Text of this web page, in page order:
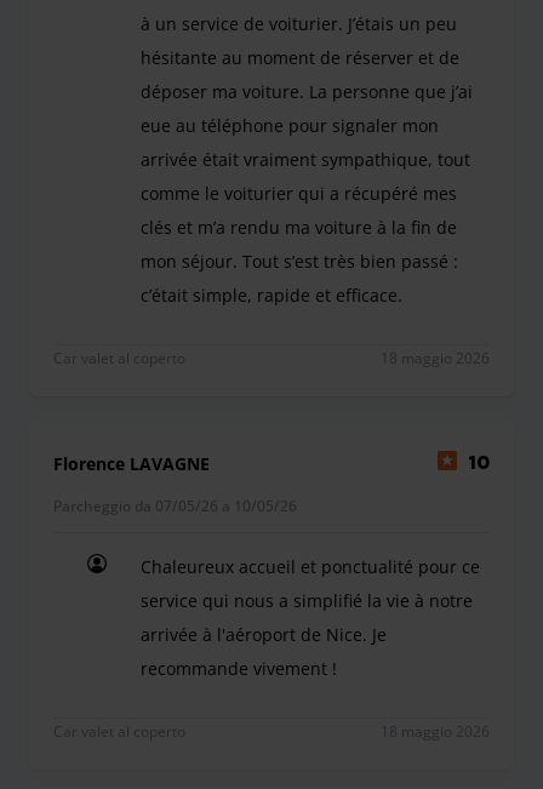
à un service de voiturier. J’étais un peu
hésitante au moment de réserver et de
déposer ma voiture. La personne que j’ai
eue au téléphone pour signaler mon
arrivée était vraiment sympathique, tout
comme le voiturier qui a récupéré mes
clés et m’a rendu ma voiture à la fin de
mon séjour. Tout s’est très bien passé :
c’était simple, rapide et efficace.
Car valet al coperto 18 maggio 2026
Florence LAVAGNE 10
Parcheggio da 07/05/26 a 10/05/26
Chaleureux accueil et ponctualité pour ce
service qui nous a simplifié la vie à notre
arrivée à l'aéroport de Nice. Je
recommande vivement !
Car valet al coperto 18 maggio 2026